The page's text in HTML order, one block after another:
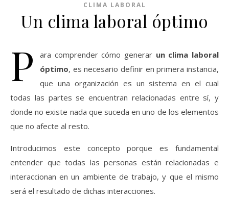
CLIMA LABORAL
Un clima laboral óptimo
P ara comprender cómo generar un clima laboral
óptimo, es necesario definir en primera instancia,
que una organización es un sistema en el cual
todas las partes se encuentran relacionadas entre sí, y
donde no existe nada que suceda en uno de los elementos
que no afecte al resto.
Introducimos este concepto porque es fundamental
entender que todas las personas están relacionadas e
interaccionan en un ambiente de trabajo, y que el mismo
será el resultado de dichas interacciones.